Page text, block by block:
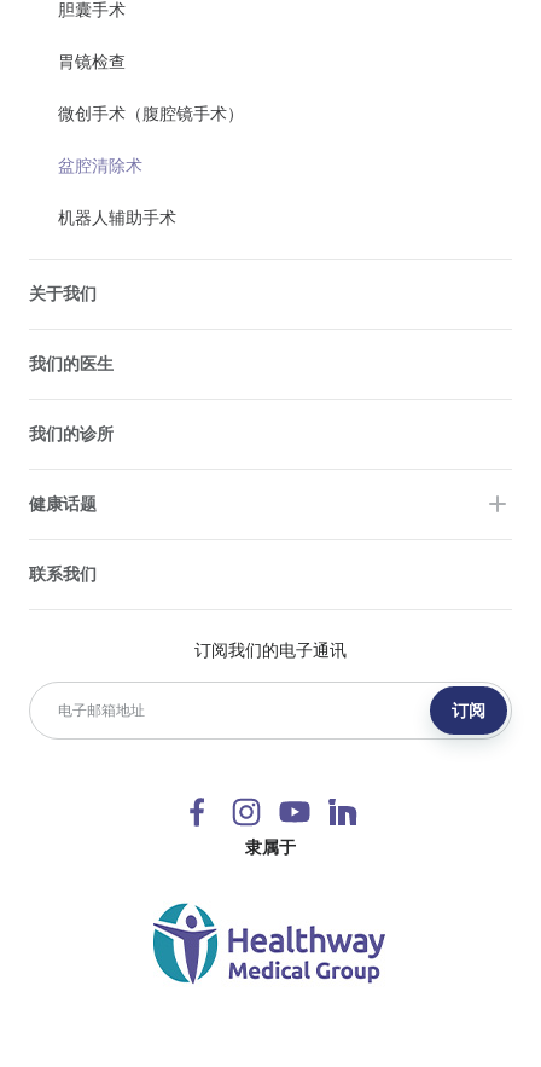
订阅我们的电子通讯
订阅
隶属于
胆囊手术
胃镜检查
微创手术（腹腔镜手术）
盆腔清除术
机器人辅助手术
关于我们
我们的医生
我们的诊所
健康话题
联系我们